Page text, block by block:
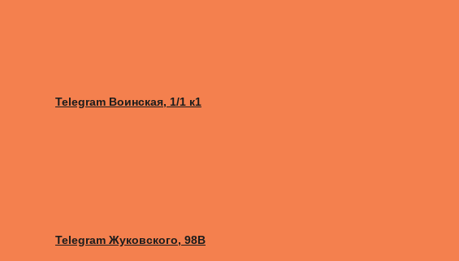
Telegram Воинская, 1/1 к1
Telegram Жуковского, 98B